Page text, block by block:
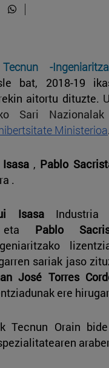
Tecnun -
bat, 2018-19
aitortu dituzte.
Sari Nazionalak
Ministerioa.
, Pablo
.
IsasaIndustria
eta Pablo
sariak jaso
José Torres
ere
Tecnun Orain